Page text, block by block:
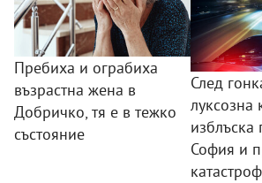
Пребиха и ограбиха
възрастна жена в
Добричко, тя е в тежко
състояние
След
луксозна
изблъска
София и